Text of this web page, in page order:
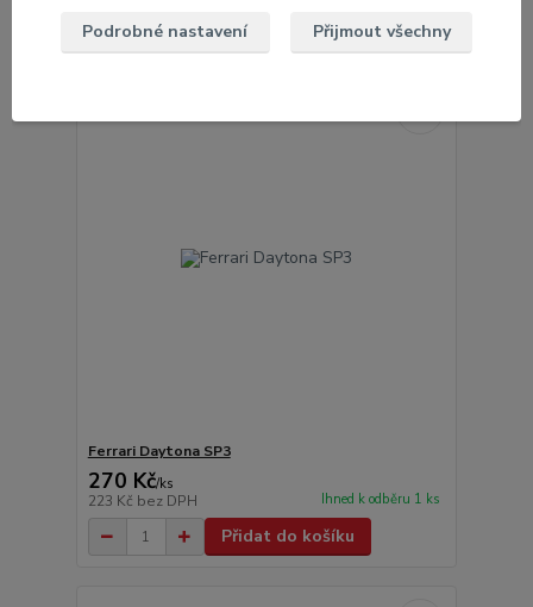
Přidat do košíku
Ferrari Daytona SP3
270 Kč/ks
223 Kč bez DPH Ihned k odběru 1 ks
Přidat do košíku
Podrobné nastavení Přijmout všechny